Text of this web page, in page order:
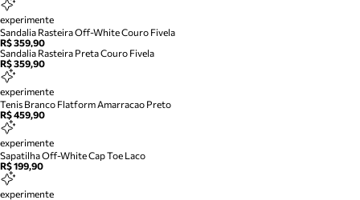
experimente
Sandalia Rasteira Off-White Couro Fivela
R$ 359,90
Sandalia Rasteira Preta Couro Fivela
R$ 359,90
experimente
Tenis Branco Flatform Amarracao Preto
R$ 459,90
experimente
Sapatilha Off-White Cap Toe Laco
R$ 199,90
experimente